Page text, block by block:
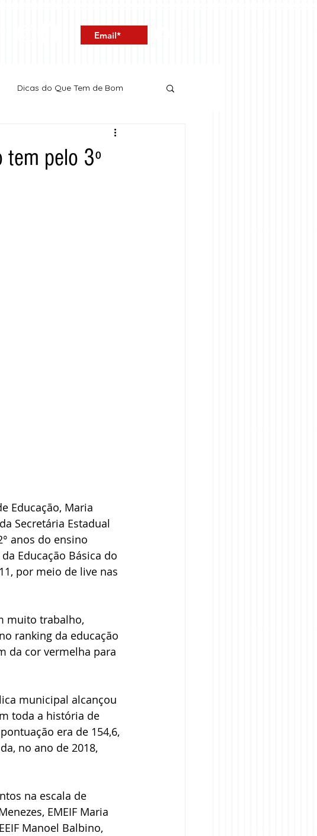
Dicas do Que Tem de Bom
tem pelo 3º
Educação, Maria
Secretária Estadual
anos do ensino
Educação Básica do
por meio de live nas
muito trabalho,
ranking da educação
da cor vermelha para
municipal alcançou
toda a história de
era de 154,6,
no ano de 2018,
na escala de
EMEIF Maria
Manoel Balbino,